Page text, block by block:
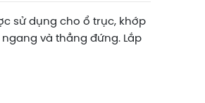
sử dụng cho ổ trục, khớp
và thẳng đứng. Lắp